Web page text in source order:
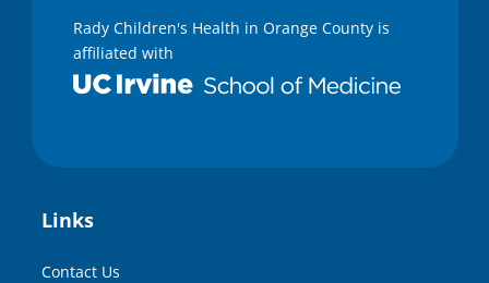
Rady Children's Health in Orange County is
affiliated with
Links
Contact Us